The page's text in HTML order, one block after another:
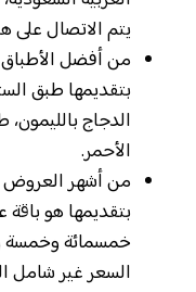
يتم الاتصال على هذا الرقم
من أفضل
بتقديمها طبق
الدجاج
الأحمر.
من أشهر
بتقديمها هو
خمسمائة
السعر غير شامل